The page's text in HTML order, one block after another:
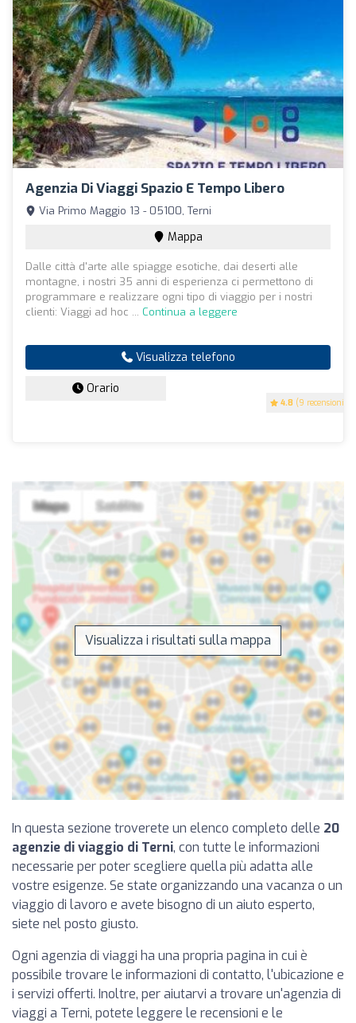
Agenzia Di Viaggi Spazio E Tempo Libero
4.8 (9 recensioni)
Via Primo Maggio 13 - 05100, Terni
Mappa
Dalle città d'arte alle spiagge esotiche, dai deserti alle
montagne, i nostri 35 anni di esperienza ci permettono di
programmare e realizzare ogni tipo di viaggio per i nostri
clienti: Viaggi ad hoc ... Continua a leggere
Visualizza telefono
Orario
Visualizza i risultati sulla mappa
In questa sezione troverete un elenco completo delle 20
agenzie di viaggio di Terni, con tutte le informazioni
necessarie per poter scegliere quella più adatta alle
vostre esigenze. Se state organizzando una vacanza o un
viaggio di lavoro e avete bisogno di un aiuto esperto,
siete nel posto giusto.
Ogni agenzia di viaggi ha una propria pagina in cui è
possibile trovare le informazioni di contatto, l'ubicazione e
i servizi offerti. Inoltre, per aiutarvi a trovare un'agenzia di
viaggi a Terni, potete leggere le recensioni e le